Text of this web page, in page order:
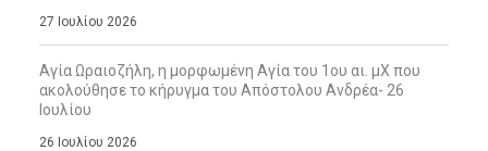
27 Ιουλίου 2026
Αγία Ωραιοζήλη, η μορφωμένη Αγία του 1ου αι. μΧ που
ακολούθησε το κήρυγμα του Απόστολου Ανδρέα- 26
Ιουλίου
26 Ιουλίου 2026